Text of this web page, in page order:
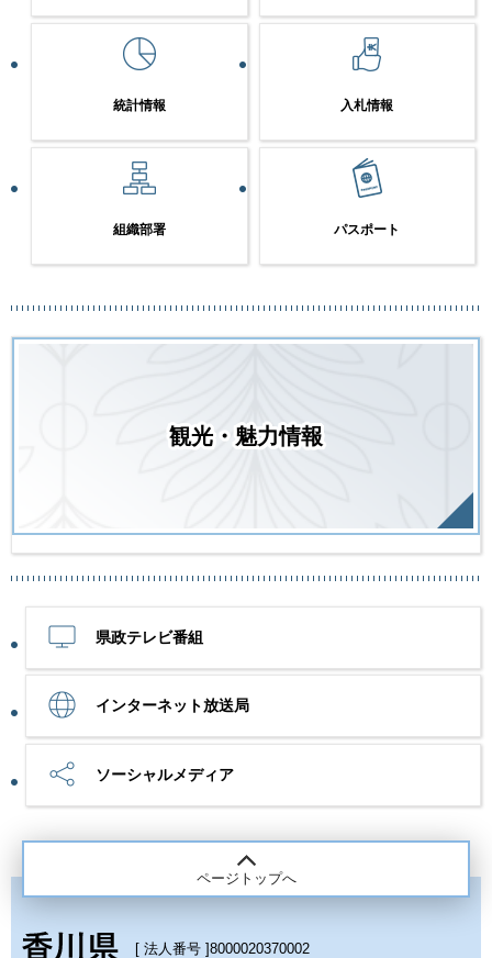
統計情報 入札情報
組織部署 パスポート
観光・魅力情報
県政テレビ番組
インターネット放送局
ソーシャルメディア
ページトップへ
[ 法人番号 ]8000020370002